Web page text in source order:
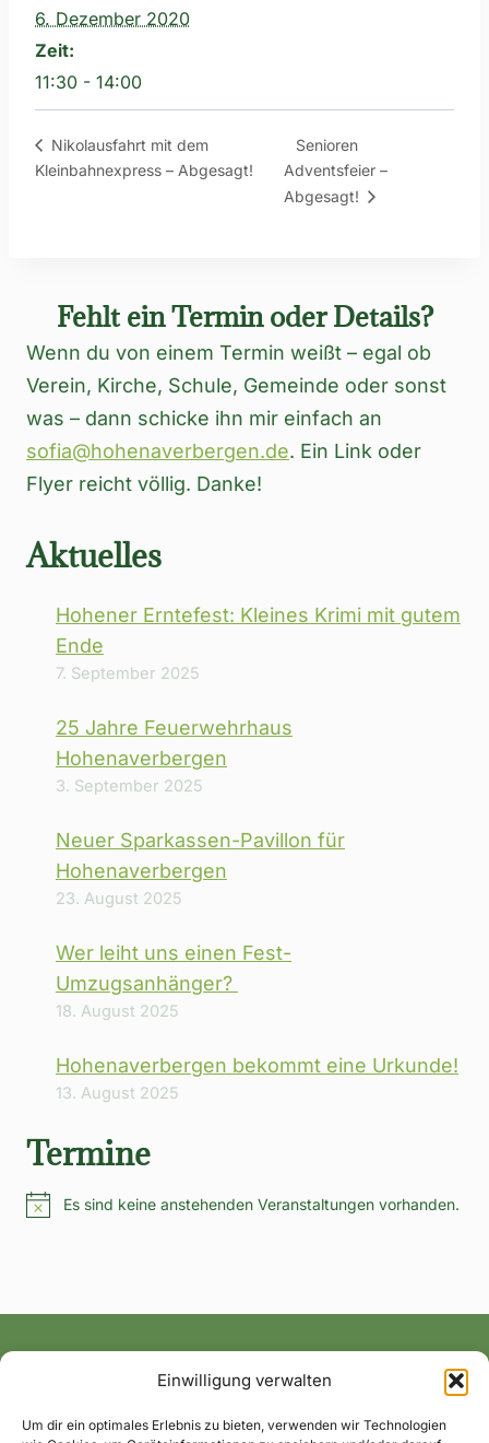
Einwilligung verwalten
Um dir ein optimales Erlebnis zu bieten, verwenden wir Technologien
6. Dezember 2020
Zeit:
11:30 - 14:00
Nikolausfahrt mit dem
Kleinbahnexpress – Abgesagt!
Senioren
Adventsfeier –
Abgesagt!
Fehlt ein Termin oder Details?
Wenn du von einem Termin weißt – egal ob
Verein, Kirche, Schule, Gemeinde oder sonst
was – dann schicke ihn mir einfach an
sofia@hohenaverbergen.de. Ein Link oder
Flyer reicht völlig. Danke!
Aktuelles
Hohener Erntefest: Kleines Krimi mit gutem
Ende
7. September 2025
25 Jahre Feuerwehrhaus
Hohenaverbergen
3. September 2025
Neuer Sparkassen-Pavillon für
Hohenaverbergen
23. August 2025
Wer leiht uns einen Fest-
Umzugsanhänger?
18. August 2025
Hohenaverbergen bekommt eine Urkunde!
13. August 2025
Termine
HinweisEs sind keine anstehenden Veranstaltungen vorhanden.
Alle News und Termine ins Postfach!